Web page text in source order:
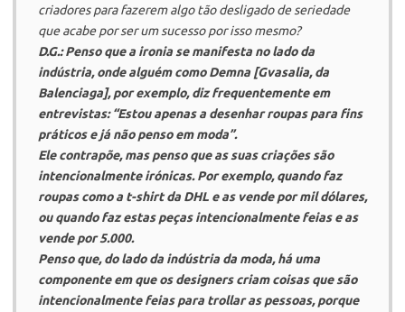
criadores para fazerem algo tão desligado de seriedade
que acabe por ser um sucesso por isso mesmo?
D.G.: Penso que a ironia se manifesta no lado da
indústria, onde alguém comoDemna [Gvasalia, da
Balenciaga], por exemplo, diz frequentemente em
entrevistas: “Estou apenas a desenhar roupas para fins
práticos e já não penso em moda”.
Ele contrapõe, mas penso que as suas criações são
intencionalmente irónicas. Por exemplo, quando faz
roupas como a t-shirt da DHL e as vende por mil dólares,
ou quando faz estas peças intencionalmente feias e as
vende por 5.000.
Penso que, do lado da indústria da moda, há uma
componente em que os designers criam coisas que são
intencionalmente feias para trollaras pessoas, porque